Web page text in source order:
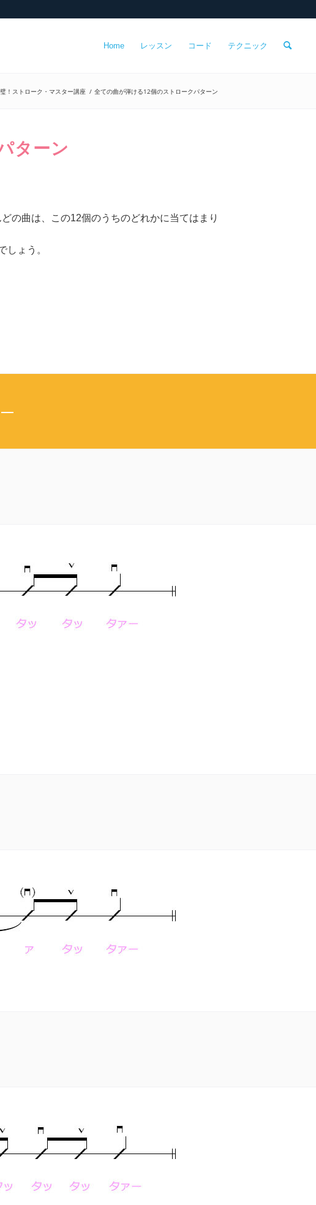
Home レッスン コード テクニック
！ストローク・マスター講座 / 全ての曲が弾ける12個のストロークパターン
ターン
の曲は、この12個のうちのどれかに当てはまり
しょう。
―